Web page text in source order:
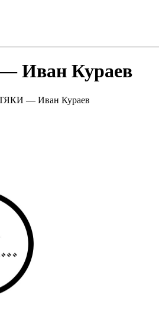
Кураев
— Иван Кураев